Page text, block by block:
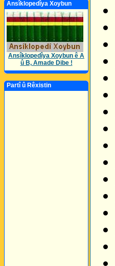
Ansîklopedîya Xoybun
Ansîklopedîya Xoybun ê A
û B, Amade Dibe !
Partî û Rêxistin